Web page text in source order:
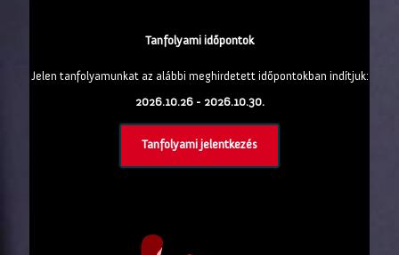
Tanfolyami időpontok
Jelen tanfolyamunkat az alábbi meghirdetett időpontokban indítjuk:
2026.10.26 - 2026.10.30.
Tanfolyami jelentkezés